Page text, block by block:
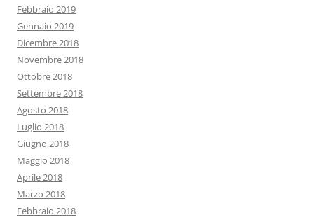
Febbraio 2019
Gennaio 2019
Dicembre 2018
Novembre 2018
Ottobre 2018
Settembre 2018
Agosto 2018
Luglio 2018
Giugno 2018
Maggio 2018
Aprile 2018
Marzo 2018
Febbraio 2018